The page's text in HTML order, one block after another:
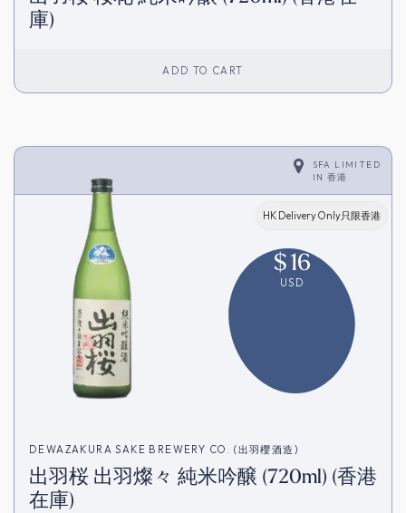
庫)
ADD TO CART
SFA LIMITED
IN 香港
HK Delivery Only只限香港
$16
USD
DEWAZAKURA SAKE BREWERY CO. (出羽櫻酒造)
出羽桜 出羽燦々 純米吟醸 (720ml) (香港
在庫)